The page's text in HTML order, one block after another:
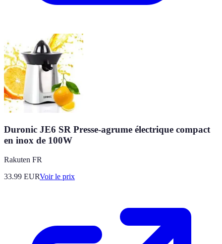
Duronic JE6 SR Presse-agrume électrique compact
en inox de 100W
Rakuten FR
33.99 EURVoir le prix